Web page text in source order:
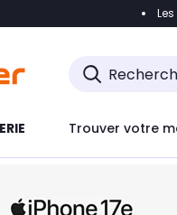
Accéder
Trouver votre